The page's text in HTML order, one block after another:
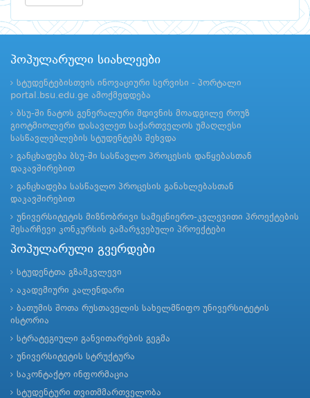
პოპულარული სიახლეები
სტუდენტებისთვის ინოვაციური სერვისი - პორტალი
portal.bsu.edu.ge ამოქმედდება
ბსუ-ში ნატოს გენერალური მდივნის მოადგილე როუზ
გიოტმიოლერი დასავლეთ საქართველოს უმაღლესი
სასწავლებლების სტუდენტებს შეხვდა
განცხადება ბსუ-ში სასწავლო პროცესის დაწყებასთან
დაკავშირებით
განცხადება სასწავლო პროცესის განახლებასთან
დაკავშირებით
უნივერსიტეტის მიზნობრივი სამეცნიერო-კვლევითი პროექტების
შესარჩევი კონკურსის გამარჯვებული პროექტები
პოპულარული გვერდები
სტუდენტთა გზამკვლევი
აკადემიური კალენდარი
ბათუმის შოთა რუსთაველის სახელმწიფო უნივერსიტეტის
ისტორია
სტრატეგიული განვითარების გეგმა
უნივერსიტეტის სტრუქტურა
საკონტაქტო ინფორმაცია
სტუდენტური თვითმმართველობა